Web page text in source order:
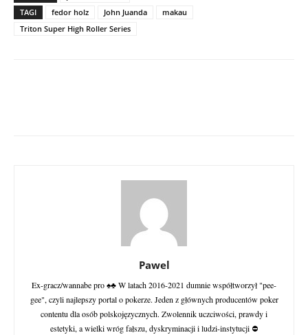
TAGI
fedor holz John Juanda
makau
Triton Super High Roller Series
Pawel
Ex-gracz/wannabe pro ♠♣ W latach 2016-2021 dumnie współtworzył "pee-
gee", czyli najlepszy portal o pokerze. Jeden z głównych producentów poker
contentu dla osób polskojęzycznych. Zwolennik uczciwości, prawdy i
estetyki, a wielki wróg fałszu, dyskryminacji i ludzi-instytucji ⛔